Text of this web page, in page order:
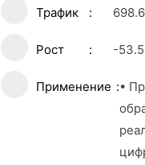
Трафик
Рост -
Применение
•